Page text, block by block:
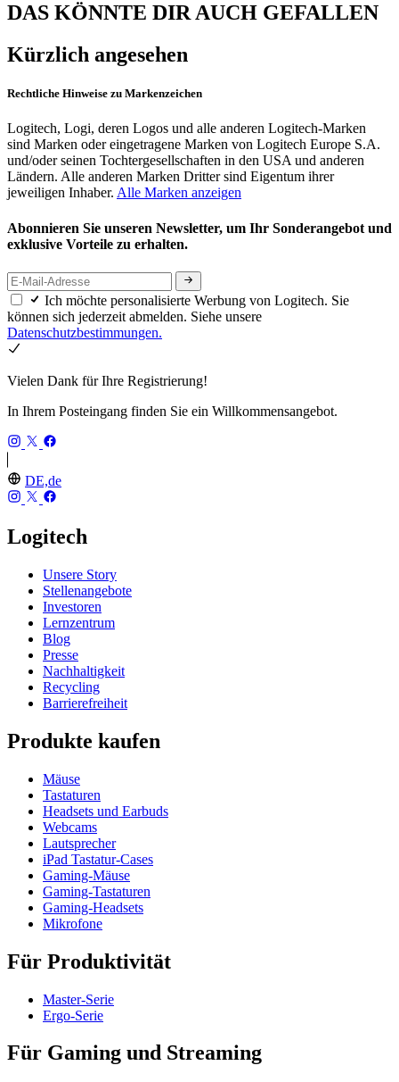
DAS KÖNNTE DIR AUCH GEFALLEN
Kürzlich angesehen
Rechtliche Hinweise zu Markenzeichen
Logitech, Logi, deren Logos und alle anderen Logitech-Marken
sind Marken oder eingetragene Marken von Logitech Europe S.A.
und/oder seinen Tochtergesellschaften in den USA und anderen
Ländern. Alle anderen Marken Dritter sind Eigentum ihrer
jeweiligen Inhaber. Alle Marken anzeigen
Abonnieren Sie unseren Newsletter, um Ihr Sonderangebot und
exklusive Vorteile zu erhalten.
Ich möchte personalisierte Werbung von Logitech. Sie
können sich jederzeit abmelden. Siehe unsere
Datenschutzbestimmungen.
Vielen Dank für Ihre Registrierung!
In Ihrem Posteingang finden Sie ein Willkommensangebot.
DE,de
Logitech
Unsere Story
Stellenangebote
Investoren
Lernzentrum
Blog
Presse
Nachhaltigkeit
Recycling
Barrierefreiheit
Produkte kaufen
Mäuse
Tastaturen
Headsets und Earbuds
Webcams
Lautsprecher
iPad Tastatur-Cases
Gaming-Mäuse
Gaming-Tastaturen
Gaming-Headsets
Mikrofone
Für Produktivität
Master-Serie
Ergo-Serie
Für Gaming und Streaming